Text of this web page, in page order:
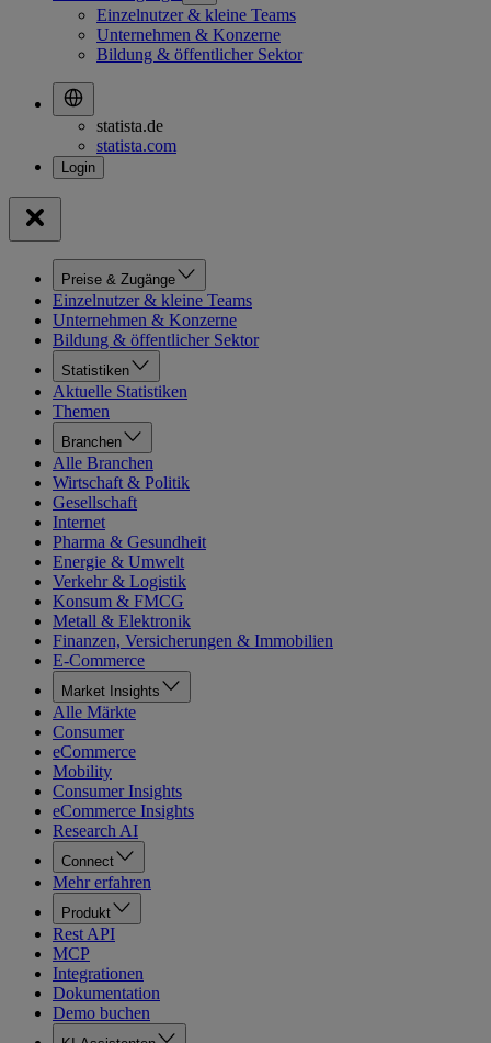
Einzelnutzer & kleine Teams
Unternehmen & Konzerne
Bildung & öffentlicher Sektor
statista.de
statista.com
Preise & Zugänge
Einzelnutzer & kleine Teams
Unternehmen & Konzerne
Bildung & öffentlicher Sektor
Statistiken
Aktuelle Statistiken
Themen
Branchen
Alle Branchen
Wirtschaft & Politik
Gesellschaft
Internet
Pharma & Gesundheit
Energie & Umwelt
Verkehr & Logistik
Konsum & FMCG
Metall & Elektronik
Finanzen, Versicherungen & Immobilien
E-Commerce
Market Insights
Alle Märkte
Consumer
eCommerce
Mobility
Consumer Insights
eCommerce Insights
Research AI
Connect
Mehr erfahren
Produkt
Rest API
MCP
Integrationen
Dokumentation
Demo buchen